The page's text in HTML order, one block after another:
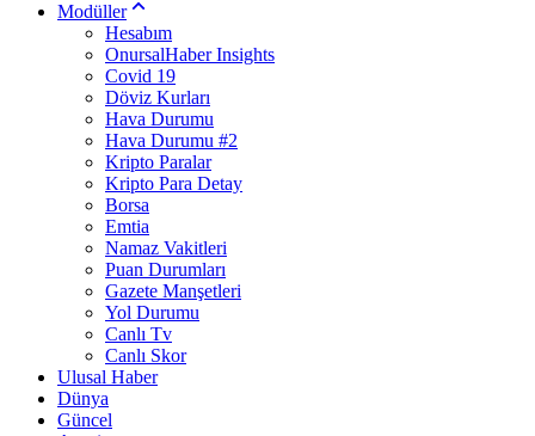
Modüller
Hesabım
OnursalHaber Insights
Covid 19
Döviz Kurları
Hava Durumu
Hava Durumu #2
Kripto Paralar
Kripto Para Detay
Borsa
Emtia
Namaz Vakitleri
Puan Durumları
Gazete Manşetleri
Yol Durumu
Canlı Tv
Canlı Skor
Ulusal Haber
Dünya
Güncel